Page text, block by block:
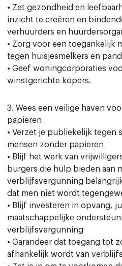
• Zet gezondheid en
inzicht te creëren en
verhuurders en
• Zorg voor een toegankelijk
tegen huisjesmelkers en
• Geef woningcorporaties
winstgerichte kopers.
3. Wees een veilige haven
papieren
• Verzet je publiekelijk tegen
mensen zonder papieren
• Blijf het werk van
burgers die hulp bieden aan
verblijfsvergunning
dat men niet wordt
• Blijf investeren in opvang,
maatschappelijke
verblijfsvergunning
• Garandeer dat toegang tot
afhankelijk wordt van